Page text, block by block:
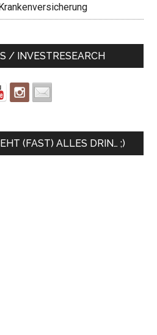
/ INVESTRESEARCH
(FAST) ALLES DRIN… ;)